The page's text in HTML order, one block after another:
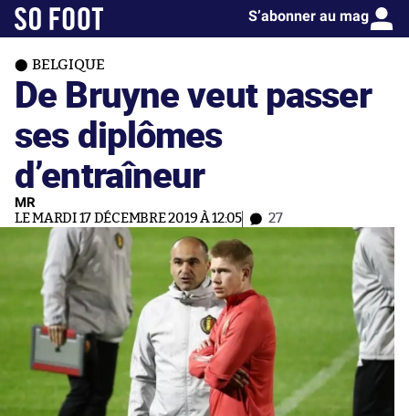
S’abonner au mag
BELGIQUE
De Bruyne veut passer
ses diplômes
d’entraîneur
MR
LE MARDI 17 DÉCEMBRE 2019 À 12:05 27